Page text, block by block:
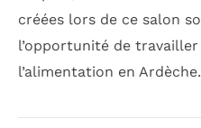
créées lors de ce salon
l’opportunité de
l’alimentation en